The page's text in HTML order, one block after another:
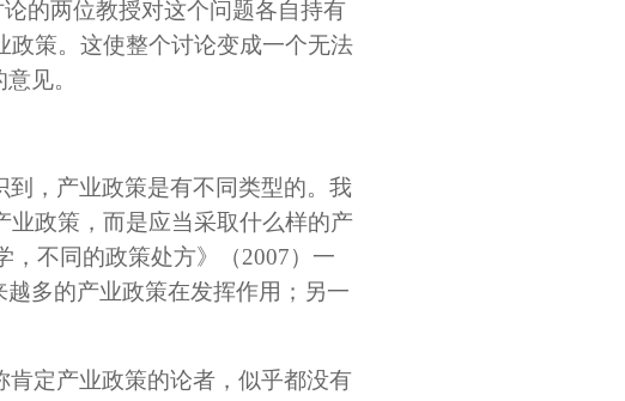
的两位教授对这个问题各自持有
政策。这使整个讨论变成一个无法
见。
，产业政策是有不同类型的。我
政策，而是应当采取什么样的产
，不同的政策处方》（2007）一
多的产业政策在发挥作用；另一
定产业政策的论者，似乎都没有